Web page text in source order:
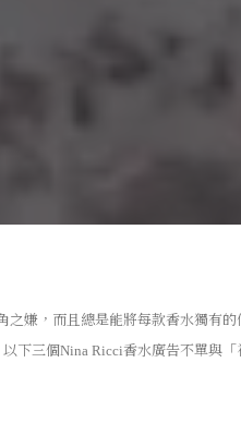
嫌，而且總是能將每款香水獨有
下三個Nina Ricci香水廣告不單與